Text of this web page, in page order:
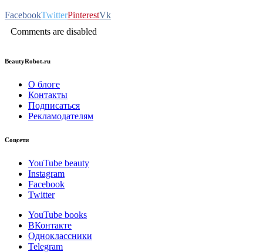
FacebookTwitterPinterestVk
Comments are disabled
BeautyRobot.ru
О блоге
Контакты
Подписаться
Рекламодателям
Соцсети
YouTube beauty
Instagram
Facebook
Twitter
YouTube books
ВКонтакте
Одноклассники
Telegram